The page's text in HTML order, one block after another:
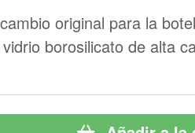
original para la
borosilicato de alta